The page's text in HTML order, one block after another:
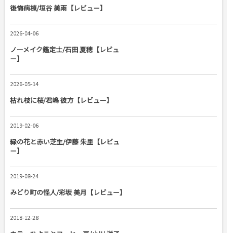
後悔病棟/垣谷 美雨【レビュー】
2026-04-06
ノーメイク鑑定士/石田 夏穂【レビュ
ー】
2026-05-14
枯れ枝に桜/君嶋 彼方【レビュー】
2019-02-06
緑の花と赤い芝生/伊藤 朱里【レビュ
ー】
2019-08-24
みどり町の怪人/彩坂 美月【レビュー】
2018-12-28